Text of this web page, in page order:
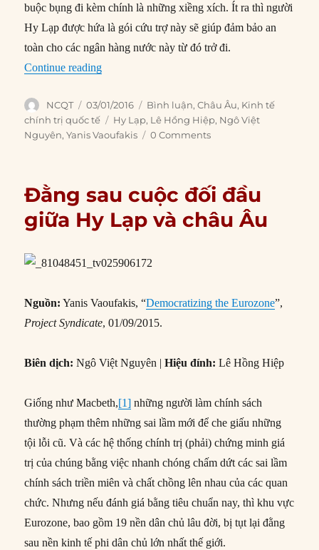
buộc bụng đi kèm chính là những xiềng xích. Ít ra thì người
Hy Lạp được hứa là gói cứu trợ này sẽ giúp đảm bảo an
toàn cho các ngân hàng nước này từ đó trở đi.
Continue reading“Vụ cướp ngân hàng lịch sử ở Hy Lạp”
Author
NCQT
Posted
on
03/01/2016 Categories
Bình luận,Châu Âu, Kinh tế
chính trị quốc tế
Tags
Hy Lạp, Lê Hồng Hiệp, Ngô Việt
Nguyên,Yanis Vaoufakis 0 Comments
Đằng sau cuộc đối đầu
giữa Hy Lạp và châu Âu
Nguồn: Yanis Vaoufakis, “Democratizing the Eurozone”,
Project Syndicate, 01/09/2015.
Biên dịch: Ngô Việt Nguyên |Hiệu đính: Lê Hồng Hiệp
Giống như Macbeth,[1] những người làm chính sách
thường phạm thêm những sai lầm mới để che giấu những
tội lỗi cũ. Và các hệ thống chính trị (phải) chứng minh giá
trị của chúng bằng việc nhanh chóng chấm dứt các sai lầm
chính sách triền miên và chất chồng lên nhau của các quan
chức. Nhưng nếu đánh giá bằng tiêu chuẩn nay, thì khu vực
Eurozone, bao gồm 19 nền dân chủ lâu đời, bị tụt lại đằng
sau nền kinh tế phi dân chủ lớn nhất thế giới.